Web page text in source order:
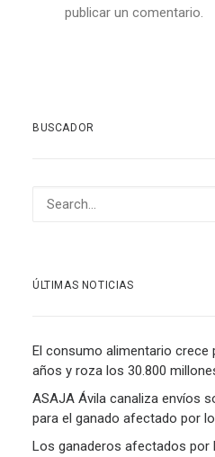
publicar un comentario.
BUSCADOR
ÚLTIMAS NOTICIAS
El consumo alimentario crece
años y roza los 30.800
ASAJA Ávila canaliza envíos
para el ganado afectado por
Los ganaderos afectados por